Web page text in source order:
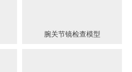
腕关节镜检查模型